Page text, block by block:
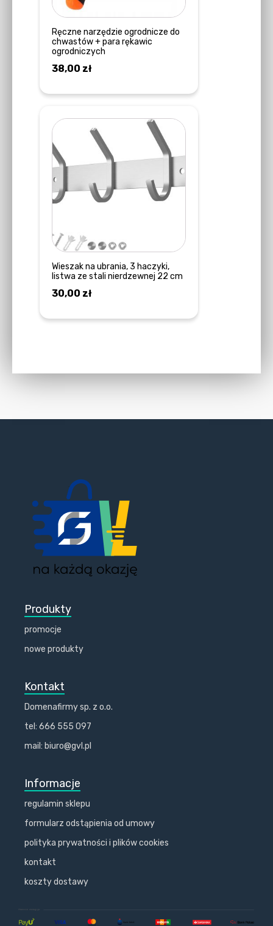
Ręczne narzędzie ogrodnicze do
chwastów + para rękawic
ogrodniczych
38,00 zł
Wieszak na ubrania, 3 haczyki,
listwa ze stali nierdzewnej 22 cm
30,00 zł
Produkty
promocje
nowe produkty
Kontakt
Domenafirmy sp. z o.o.
tel: 666 555 097
mail: biuro@gvl.pl
Informacje
regulamin sklepu
formularz odstąpienia od umowy
polityka prywatności i plików cookies
kontakt
koszty dostawy